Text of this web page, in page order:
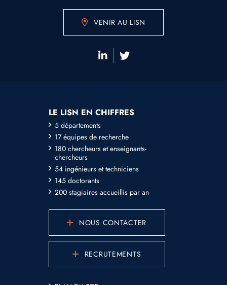
VENIR AU LISN
LE LISN EN CHIFFRES
5 départements
17 équipes de recherche
180 chercheurs et enseignants-
chercheurs
54 ingénieurs et techniciens
145 doctorants
200 stagiaires accueillis par an
NOUS CONTACTER
RECRUTEMENTS